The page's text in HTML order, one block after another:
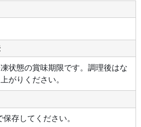
状態の賞味期限です。調理後はな
がりください。
存してください。